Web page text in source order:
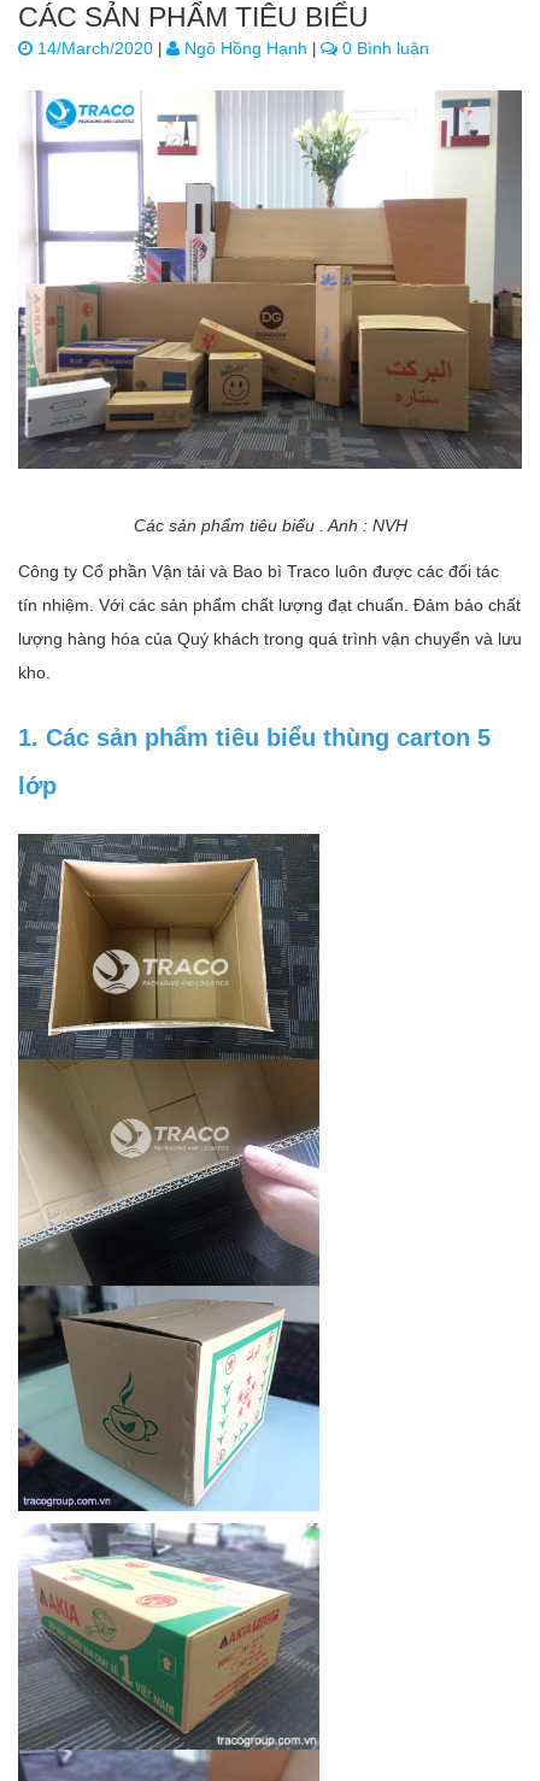
CÁC SẢN PHẨM TIÊU BIỂU
14/March/2020 Ngô Hồng Hạnh 0 Bình luận
Các sản phẩm tiêu biểu . Anh : NVH
Công ty Cổ phần Vận tải và Bao bì Traco luôn được các đối tác
tín nhiệm. Với các sản phẩm chất lượng đạt chuẩn. Đảm bảo chất
lượng hàng hóa của Quý khách trong quá trình vận chuyển và lưu
kho.
1. Các sản phẩm tiêu biểu thùng carton 5
lớp